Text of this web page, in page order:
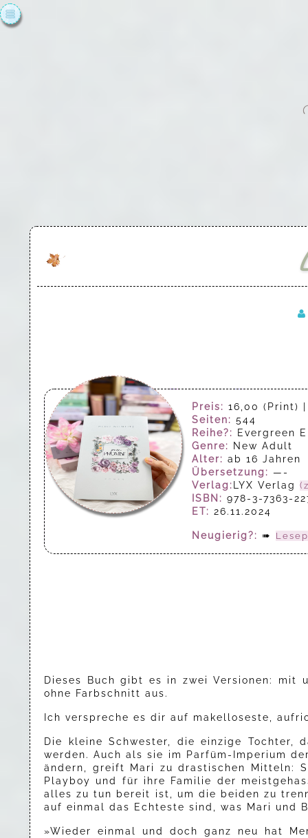
Preis: 16,00 (Print)
Seiten: 544
Reihe?:
Evergreen
Genre:
New Adult
Alter: ab 16 Jahren
Übersetzung: —-
Verlag:
LYX Verlag
ISBN: 978-3-7363-
ET: 26.11.2024
Neugierig?: ➠
Dieses Buch gibt es in zwei Versionen: mit
ohne Farbschnitt aus.
Ich verspreche es dir auf makelloseste,
Die kleine Schwester, die einzige Tochter,
werden. Auch als sie im Parfüm-Imperium
ändern, greift Mari zu drastischen Mitteln:
Playboy und für ihre Familie der
alles zu tun bereit ist, um die beiden zu
auf einmal das Echteste sind, was Mari und
»Wieder einmal und doch ganz neu hat